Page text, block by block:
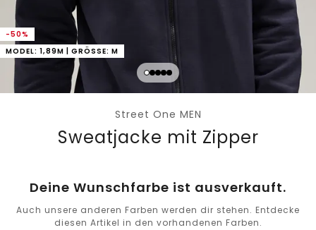
-50%
MODEL: 1,89M | GRÖSSE: M
Street One MEN
Sweatjacke mit Zipper
Deine Wunschfarbe ist ausverkauft.
Auch unsere anderen Farben werden dir stehen. Entdecke
diesen Artikel in den vorhandenen Farben.